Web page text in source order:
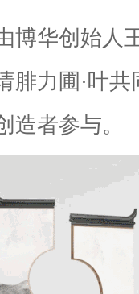
博华创始人
腓力圃·叶
造者参与。